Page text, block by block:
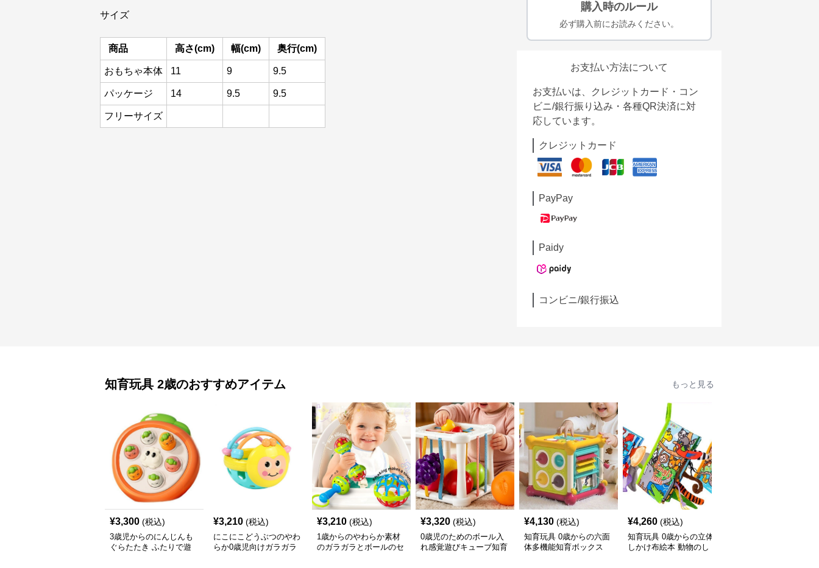
サイズ
商品 高さ(cm) 幅(cm) 奥行(cm)
おもちゃ本体 11 9 9.5
パッケージ 14 9.5 9.5
フリーサイズ
購入時のルール
必ず購入前にお読みください。
お支払い方法について
お支払いは、クレジットカード・コン
ビニ/銀行振り込み・各種QR決済に対
応しています。
クレジットカード
PayPay
Paidy
コンビニ/銀行振込
知育玩具 2歳のおすすめアイテム もっと見る
¥3,300 (税込)
3歳児からのにんじんも
ぐらたたき ふたりで遊
¥3,210 (税込)
にこにこどうぶつのやわ
らか0歳児向けガラガラ
¥3,210 (税込)
1歳からのやわらか素材
のガラガラとボールのセ
¥3,320 (税込)
0歳児のためのボール入
れ感覚遊びキューブ知育
¥4,130 (税込)
知育玩具 0歳からの六面
体多機能知育ボックス
¥4,260 (税込)
知育玩具 0歳からの立体
しかけ布絵本 動物のし